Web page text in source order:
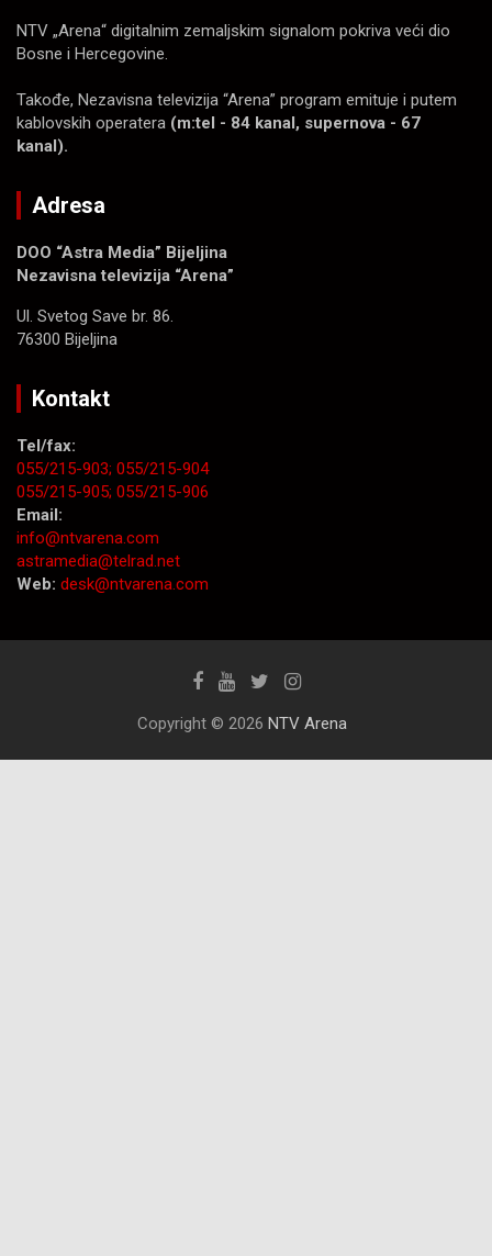
NTV „Arena“ digitalnim zemaljskim signalom pokriva veći dio
Bosne i Hercegovine.
Takođe, Nezavisna televizija “Arena” program emituje i putem
kablovskih operatera (m:tel - 84 kanal, supernova - 67
kanal).
Adresa
DOO “Astra Media” Bijeljina
Nezavisna televizija “Arena”
Ul. Svetog Save br. 86.
76300 Bijeljina
Kontakt
Tel/fax:
055/215-903; 055/215-904
055/215-905; 055/215-906
Email:
info@ntvarena.com
astramedia@telrad.net
Web: desk@ntvarena.com
Copyright © 2026 NTV Arena